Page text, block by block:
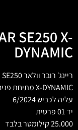
SE250 X-
DYNAMIC
ריינג׳ רובר וולאר SE250
X-DYNAMIC מתיחת פנים
עליה לכביש 6/2024
יד 01 פרטית
25.000 קילומטר בלבד